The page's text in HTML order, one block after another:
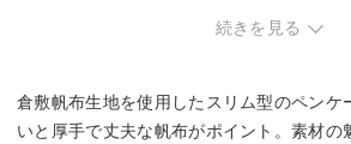
・素材の経年変化を避けたい方。
続きを見る
倉敷帆布生地を使用したスリム型のペンケ
いと厚手で丈夫な帆布がポイント。素材の